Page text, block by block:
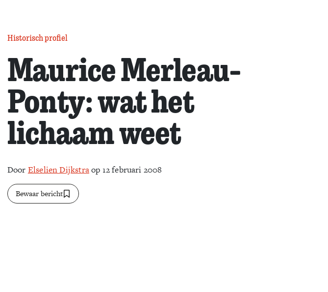
Historisch profiel
Maurice Merleau-
Ponty: wat het
lichaam weet
Door Elselien Dijkstraop 12 februari 2008
Bewaar bericht